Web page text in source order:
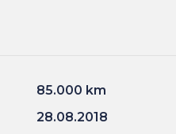
85.000 km
28.08.2018